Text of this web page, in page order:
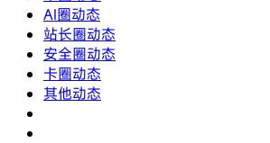
AI圈动态
站长圈动态
安全圈动态
卡圈动态
其他动态